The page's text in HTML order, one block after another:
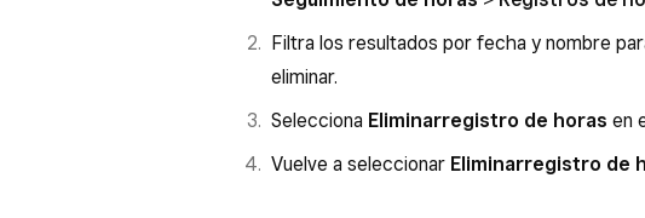
Filtra los resultados por fecha y nombre
eliminar.
Selecciona Eliminarregistro de horas en
Vuelve a seleccionar Eliminarregistro de